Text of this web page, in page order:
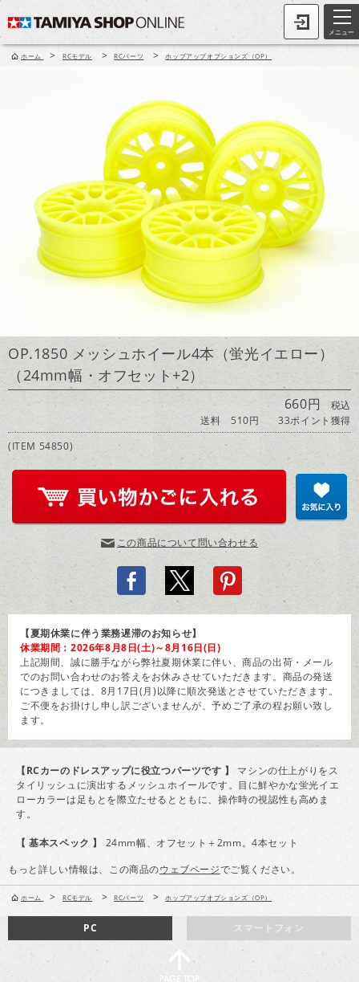
メニュー
ホーム > RCモデル > RCパーツ > ホップアップオプションズ（OP）
OP.1850 メッシュホイール4本（蛍光イエロー）
（24mm幅・オフセット+2）
660円税込
送料 510円
33ポイント獲得
(ITEM 54850)
この商品について問い合わせる
【夏期休業に伴う業務遅滞のお知らせ】
休業期間：2026年8月8日(土)～8月16日(日)
上記期間、誠に勝手ながら弊社夏期休業に伴い、商品の出荷・メール
でのお問い合わせのお答えをお休みさせていただきます。商品の発送
につきましては、8月17日(月)以降に順次発送とさせていただきます。
ご不便をお掛けし申し訳ございませんが、予めご了承の程お願い致し
ます。
【RCカーのドレスアップに役立つパーツです 】
マシンの仕上がりをス
タイリッシュに演出するメッシュホイールです。目に鮮やかな蛍光イエ
ローカラーは足もとを際立たせるとともに、操作時の視認性も高めま
す。
【 基本スペック 】
24mm幅、オフセット＋2mm。4本セット
もっと詳しい情報は、この商品のウェブページでご覧ください。
ホーム > RCモデル > RCパーツ > ホップアップオプションズ（OP）
スマートフォン
PC